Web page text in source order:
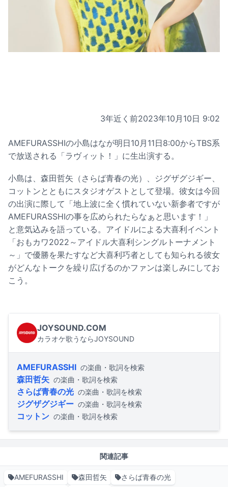
3年近く前2023年10月10日 9:02
AMEFURASSHIの小島はなが明日10月11日8:00からTBS系
で放送される「ラヴィット！」に生出演する。
小島は、森田哲矢（さらば青春の光）、ジグザグジギー、
コットンとともにスタジオゲストとして登場。彼女は今回
の出演に際して「地上波に全く慣れていない新参者ですが
AMEFURASSHIの事を広められたらなぁと思います！」
と意気込みを語っている。アイドルによる大喜利イベント
「おもカワ2022～アイドル大喜利シングルトーナメント
～」で優勝を果たすなど大喜利巧者としても知られる彼女
がどんなトークを繰り広げるのかファンは楽しみにしてお
こう。
JOYSOUND.COM
カラオケ歌うならJOYSOUND
AMEFURASSHI の楽曲・歌詞を検索
森田哲矢 の楽曲・歌詞を検索
さらば青春の光 の楽曲・歌詞を検索
ジグザグジギー の楽曲・歌詞を検索
コットン の楽曲・歌詞を検索
関連記事
AMEFURASSHI 森田哲矢
さらば青春の光